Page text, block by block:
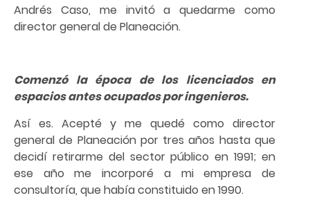
Andrés Caso, me invitó a quedarme como
director general de Planeación.
Comenzó la época de los licenciados en
espacios antes ocupados por ingenieros.
Así es. Acepté y me quedé como director
general de Planeación por tres años hasta que
decidí retirarme del sector público en 1991; en
ese año me incorporé a mi empresa de
consultoría, que había constituido en 1990.